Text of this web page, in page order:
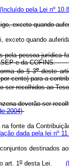
(Incluído pela Lei nº
exceto quando
exceto quando
pela pessoa jurídica
e da COFINS.
do § 3odeste
por cento) para a
ser recolhidos ao
deverão ser
2004)
fonte da
dada pela lei nº
destinados
art. 1o desta Lei.